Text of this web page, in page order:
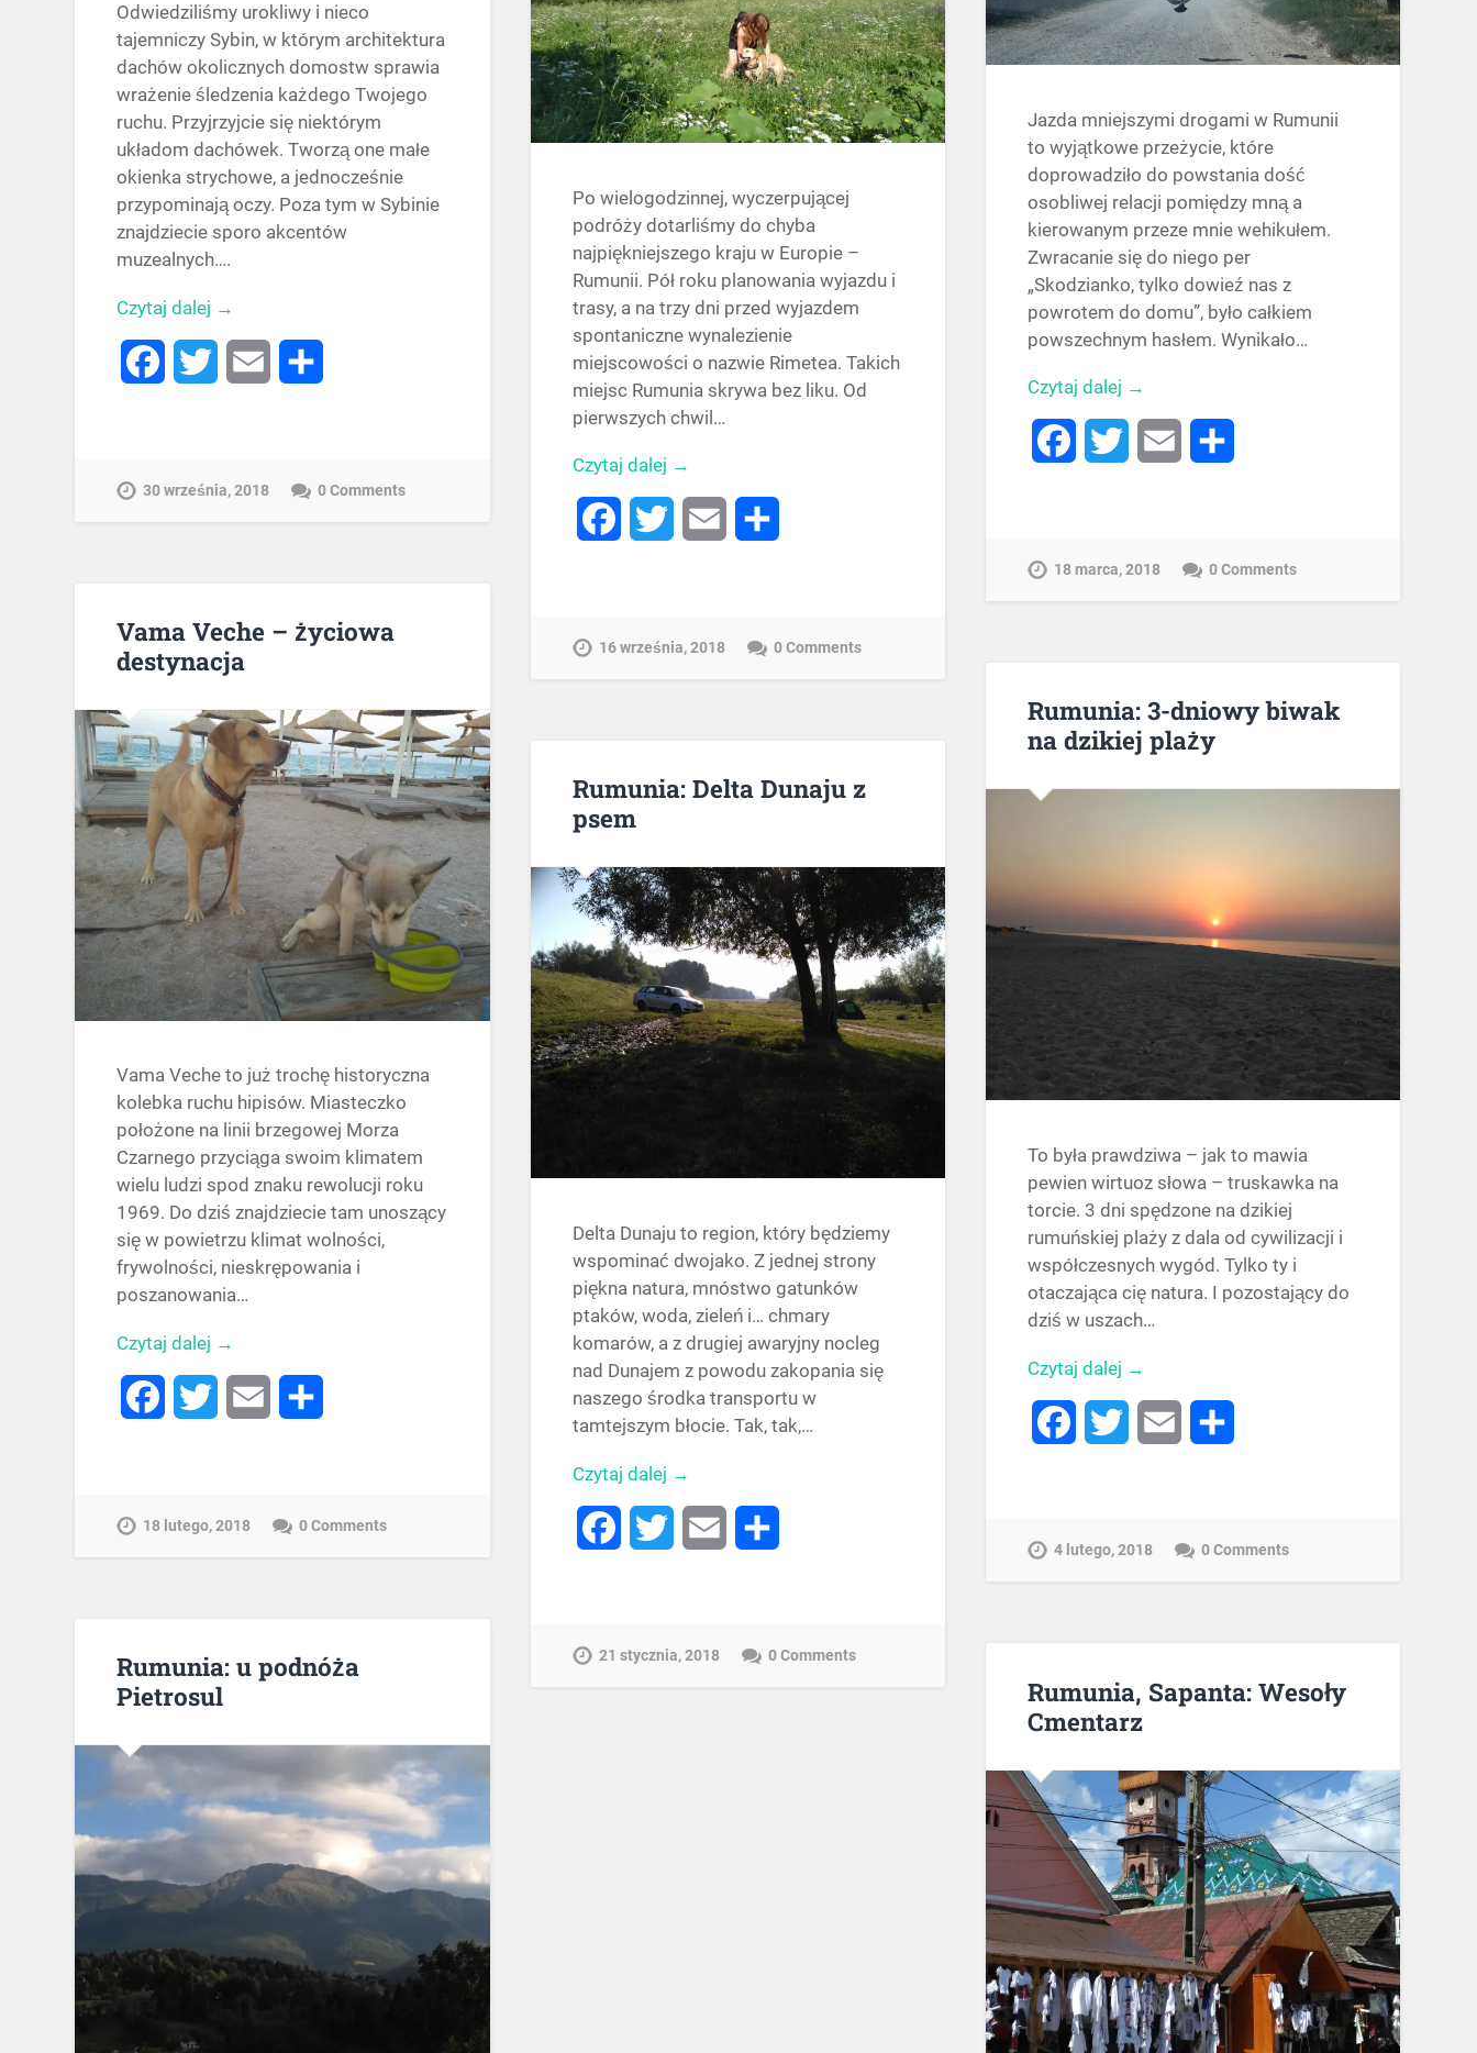
Odwiedziliśmy urokliwy i nieco
tajemniczy Sybin, w którym architektura
dachów okolicznych domostw sprawia
wrażenie śledzenia każdego Twojego
ruchu. Przyjrzyjcie się niektórym
układom dachówek. Tworzą one małe
okienka strychowe, a jednocześnie
przypominają oczy. Poza tym w Sybinie
znajdziecie sporo akcentów
muzealnych….
Czytaj dalej →
FacebookTwitter Email
30 września, 2018 0 Comments
Po wielogodzinnej, wyczerpującej
podróży dotarliśmy do chyba
najpiękniejszego kraju w Europie –
Rumunii. Pół roku planowania wyjazdu i
trasy, a na trzy dni przed wyjazdem
spontaniczne wynalezienie
miejscowości o nazwie Rimetea. Takich
miejsc Rumunia skrywa bez liku. Od
pierwszych chwil…
Czytaj dalej →
FacebookTwitter Email
16 września, 2018 0 Comments
Jazda mniejszymi drogami w Rumunii
to wyjątkowe przeżycie, które
doprowadziło do powstania dość
osobliwej relacji pomiędzy mną a
kierowanym przeze mnie wehikułem.
Zwracanie się do niego per
„Skodzianko, tylko dowieź nas z
powrotem do domu”, było całkiem
powszechnym hasłem. Wynikało…
Czytaj dalej →
FacebookTwitter Email
18 marca, 2018 0 Comments
Vama Veche – życiowa
destynacja
Vama Veche to już trochę historyczna
kolebka ruchu hipisów. Miasteczko
położone na linii brzegowej Morza
Czarnego przyciąga swoim klimatem
wielu ludzi spod znaku rewolucji roku
1969. Do dziś znajdziecie tam unoszący
się w powietrzu klimat wolności,
frywolności, nieskrępowania i
poszanowania…
Czytaj dalej →
FacebookTwitter Email
18 lutego, 2018 0 Comments
Rumunia: 3-dniowy biwak
na dzikiej plaży
To była prawdziwa – jak to mawia
pewien wirtuoz słowa – truskawka na
torcie. 3 dni spędzone na dzikiej
rumuńskiej plaży z dala od cywilizacji i
współczesnych wygód. Tylko ty i
otaczająca cię natura. I pozostający do
dziś w uszach…
Czytaj dalej →
FacebookTwitter Email
4 lutego, 2018 0 Comments
Rumunia: Delta Dunaju z
psem
Delta Dunaju to region, który będziemy
wspominać dwojako. Z jednej strony
piękna natura, mnóstwo gatunków
ptaków, woda, zieleń i… chmary
komarów, a z drugiej awaryjny nocleg
nad Dunajem z powodu zakopania się
naszego środka transportu w
tamtejszym błocie. Tak, tak,…
Czytaj dalej →
FacebookTwitter Email
21 stycznia, 2018 0 Comments
Rumunia: u podnóża
Pietrosul
Rumunia, Sapanta: Wesoły
Cmentarz